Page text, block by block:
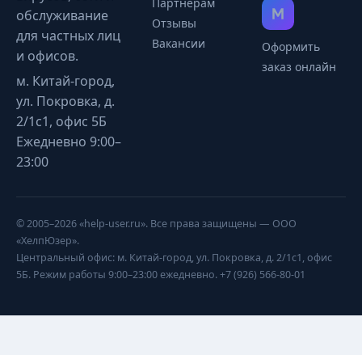
обслуживание
для частных лиц
и офисов.
м. Китай-город,
ул. Покровка, д.
2/1с1, офис 5Б
Ежедневно 9:00–
23:00
Отзывы
Вакансии
Оформить
заказ онлайн
© 2005–2026 «help-user.ru». Все права защищены — ООО
«ХелпЮзер».
Центральный офис: м. Китай-город, ул. Покровка, д. 2/1с1, офис
5Б. Режим работы 9:00–23:00 ежедневно. +7 (926) 566-80-01